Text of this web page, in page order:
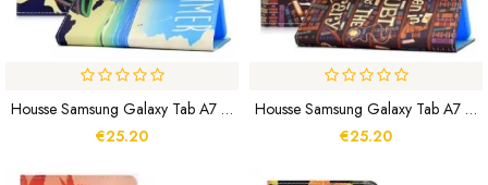
Housse Samsung Galaxy Tab A7 Lite Plage
€25.20
Housse Samsung Galaxy Tab A7 Lite Bibliothèque
€25.20